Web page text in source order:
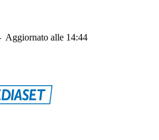
Aggiornato alle 14:44